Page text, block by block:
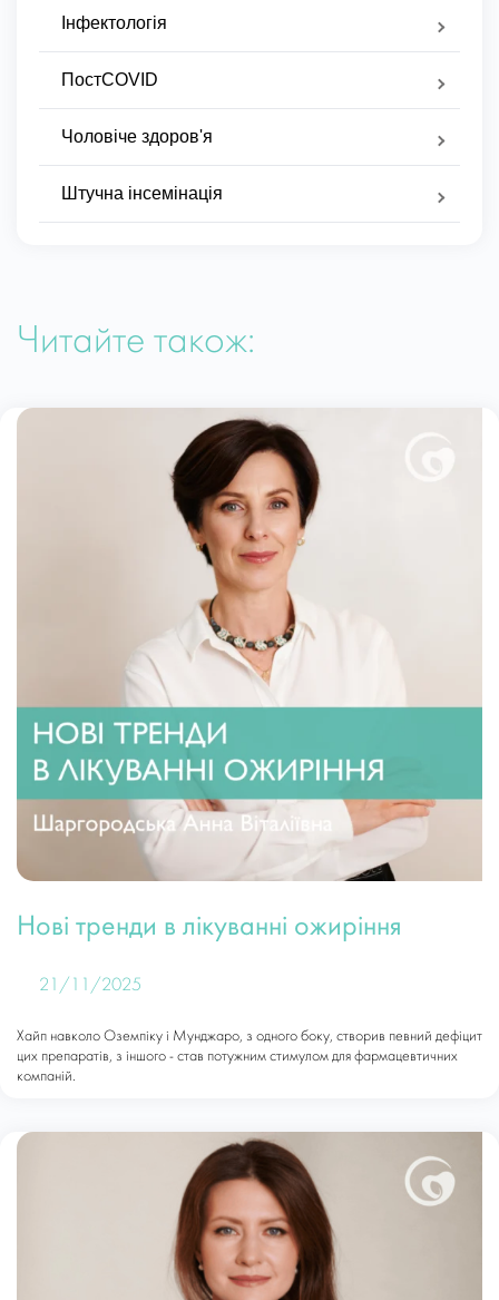
Інфектологія
ПостCOVID
Чоловіче здоров'я
Штучна інсемінація
Читайте також:
Нові тренди в лікуванні ожиріння
21/11/2025
Хайп навколо Оземпіку і Мунджаро, з одного боку, створив певний дефіцит
цих препаратів, з іншого - став потужним стимулом для фармацевтичних
компаній.